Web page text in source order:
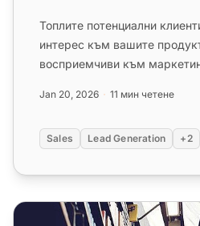
Топлите потенциални
интерес към вашите
восприемчиви към
Jan 20, 2026 11 мин четене
Sales Lead Generation +2
Топ 7 задължителни книги за